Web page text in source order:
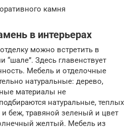
камня
в интерьерах
можно встретить в
“шале”. Здесь главенствует
Мебель и отделочные
натуральные: дерево,
материалы не
натуральные, теплых
беж, травяной зеленый и цвет
желтый. Мебель из